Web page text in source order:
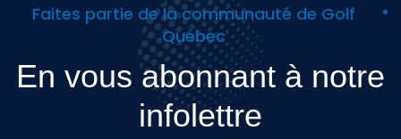
Faites partie de la communauté de Golf
Québec
En vous abonnant à notre
infolettre